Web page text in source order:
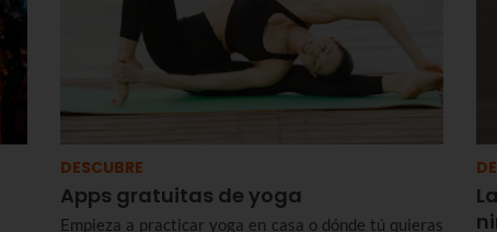
DESCUBRE
Apps gratuitas de yoga
Empieza a practicar yoga en casa o dónde tú quieras